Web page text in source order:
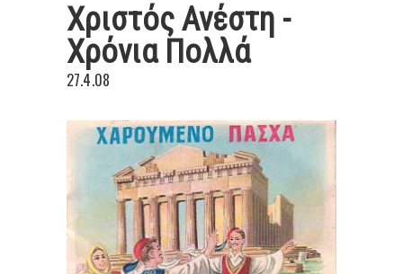
Χριστός Ανέστη -
Χρόνια Πολλά
27.4.08